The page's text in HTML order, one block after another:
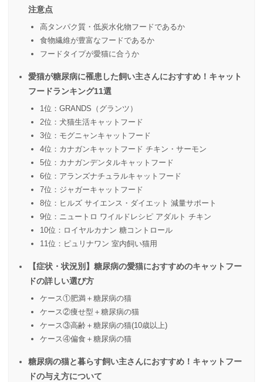
注意点
高タンパク質・低炭水化物フードであるか
食物繊維が豊富なフードであるか
フードタイプが愛猫に合うか
愛猫が糖尿病に罹患した飼い主さんにおすすめ！キャット
フードランキング11選
1位：GRANDS（グランツ）
2位：犬猫生活キャットフード
3位：モグニャンキャットフード
4位：カナガンキャットフード チキン・サーモン
5位：カナガンデンタルキャットフード
6位：アランズナチュラルキャットフード
7位：ジャガーキャットフード
8位：ヒルズ サイエンス・ダイエット 減量サポート
9位：ニュートロ ワイルドレシピ アダルト チキン
10位：ロイヤルカナン 糖コントロール
11位：ピュリナワン 室内飼い猫用
【症状・状況別】糖尿病の愛猫におすすめのキャットフー
ドの詳しい選び方
ケース①肥満＋糖尿病の猫
ケース②痩せ型＋糖尿病の猫
ケース③高齢＋糖尿病の猫(10歳以上)
ケース④偏食＋糖尿病の猫
糖尿病の猫と暮らす飼い主さんにおすすめ！キャットフー
ドの与え方について